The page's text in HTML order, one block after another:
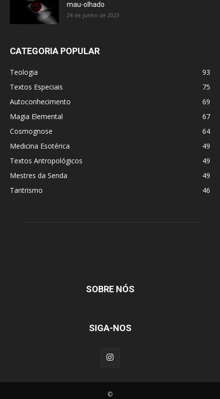
mau-olhado
24 de junho de 2023
CATEGORIA POPULAR
Teologia
93
Textos Especiais
75
Autoconhecimento
69
Magia Elemental
67
Cosmognose
64
Medicina Esotérica
49
Textos Antropológicos
49
Mestres da Senda
49
Tantrismo
46
SOBRE NÓS
SIGA-NOS
©